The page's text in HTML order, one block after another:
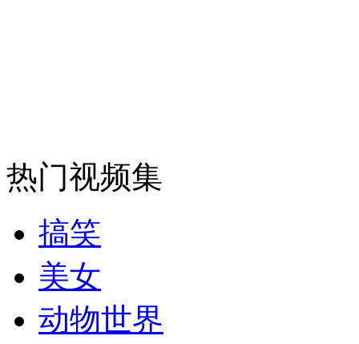
纽约上演“枕头大战”
司机酒驾遇交警 急速倒车逃窜
热门视频集
搞笑
美女
动物世界